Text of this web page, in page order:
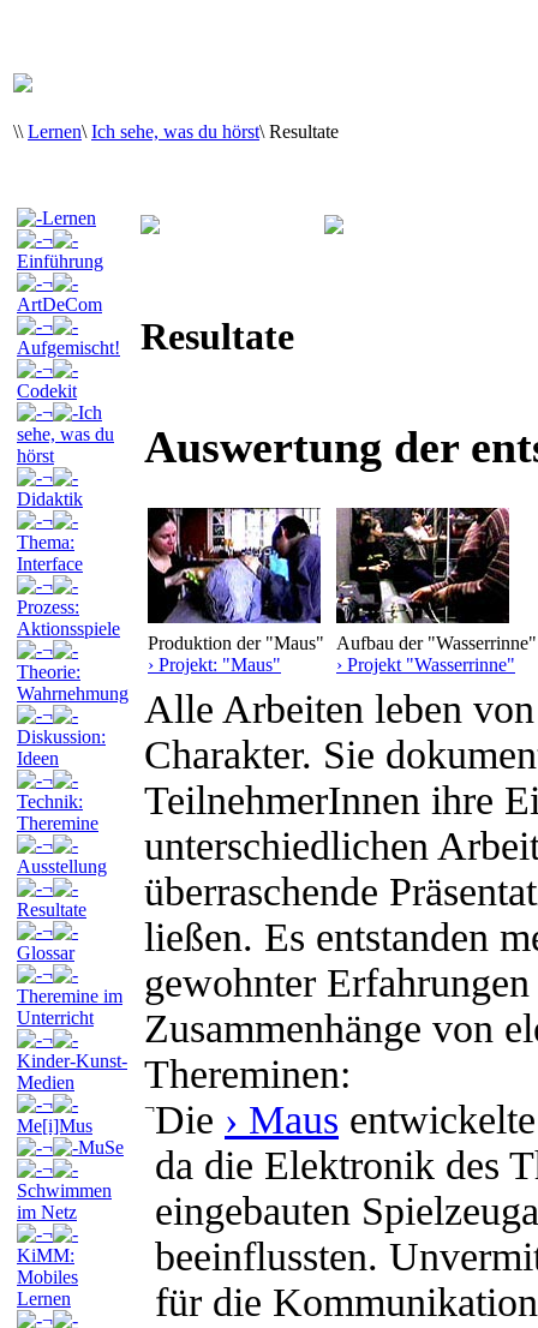
\\ Lernen\ Ich sehe, was du hörst\ Resultate
Lernen
¬
Einführung
¬
ArtDeCom
¬
Aufgemischt!
¬
Codekit
¬
Ich
sehe, was du
hörst
¬
Didaktik
¬
Thema:
Interface
¬
Prozess:
Aktionsspiele
¬
Theorie:
Wahrnehmung
¬
Diskussion:
Ideen
¬
Technik:
Theremine
¬
Ausstellung
¬
Resultate
¬
Glossar
¬
Theremine im
Unterricht
¬
Kinder-Kunst-
Medien
¬
Me[i]Mus
¬
MuSe
¬
Schwimmen
im Netz
¬
KiMM:
Mobiles
Lernen
¬
Resultate
Auswertung der
Produktion der "Maus"
› Projekt: "Maus"
Aufbau der "Wasserrinne"
› Projekt "Wasserrinne"
Alle Arbeiten leben
Charakter. Sie
TeilnehmerInnen ihre
unterschiedlichen
überraschende
ließen. Es entstanden
gewohnter
Zusammenhänge von
Thereminen:
¬Die › Maus
da die Elektronik des
eingebauten
beeinflussten.
für die